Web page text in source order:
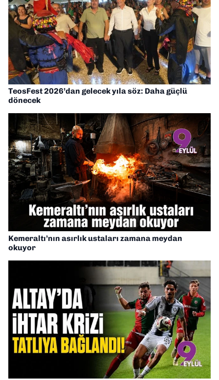
TeosFest 2026’dan gelecek yıla söz: Daha güçlü
dönecek
Kemeraltı’nın asırlık ustaları zamana meydan
okuyor